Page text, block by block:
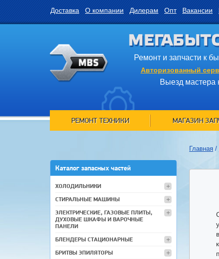
Доставка О компании Дилерам Опт Вакансии
Ремонт и запчасти к
Авторизованный
Выезд мастера
РЕМОНТ ТЕХНИКИ МАГАЗИН
Каталог запасных частей
ХОЛОДИЛЬНИКИ
СТИРАЛЬНЫЕ МАШИНЫ
ЭЛЕКТРИЧЕСКИЕ, ГАЗОВЫЕ ПЛИТЫ,
ДУХОВЫЕ ШКАФЫ И ВАРОЧНЫЕ
ПАНЕЛИ
БЛЕНДЕРЫ СТАЦИОНАРНЫЕ
БРИТВЫ ЭПИЛЯТОРЫ
Главная /